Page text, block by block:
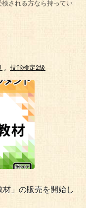
検される方なら持ってい
技能検定2級
材」の販売を開始し